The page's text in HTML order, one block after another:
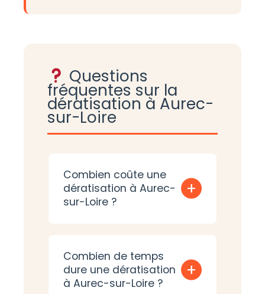
Questions
fréquentes sur la
dératisation à Aurec-
sur-Loire
Combien coûte une
dératisation à Aurec-
sur-Loire ?
+
Combien de temps
dure une dératisation
à Aurec-sur-Loire ?
+